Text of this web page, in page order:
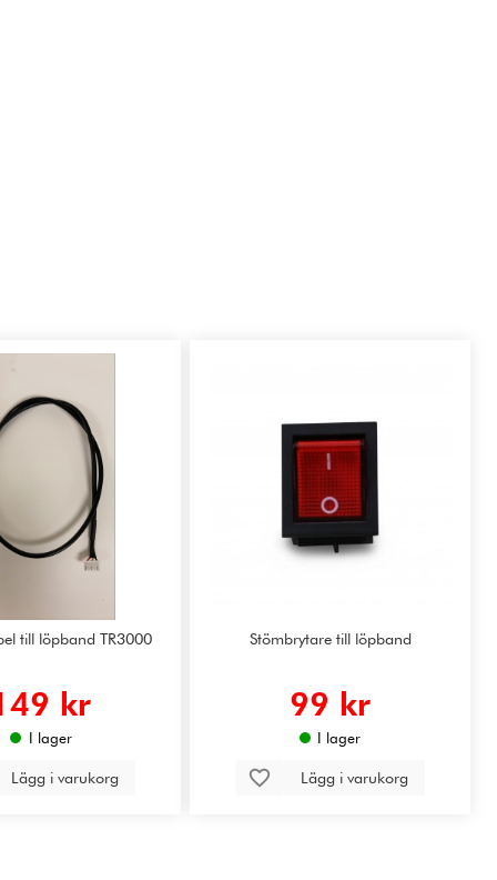
till löpband TR3000
kr
I lager
Lägg i varukorg
Stömbrytare till löpband
99 kr
I lager
Lägg i varukorg